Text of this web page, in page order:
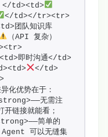
</td><td>
</td></tr><tr>
团队知识库
（API 复杂）
即时沟通</td>
</td>
化优势在于：
无需注
开链接就能看；
简单的
可以无缝集